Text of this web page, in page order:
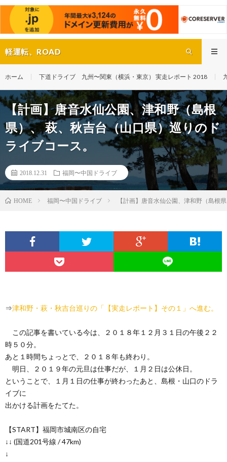
軽運転、ROAD
ホーム 下道ドライブ 九州〜関東（横浜・東京） 実走レポート 2018
【計画】唐音水仙公園、津和野（島根
県）、 萩、秋吉台（山口県）巡りのド
ライブコース。
2018.12.31 福岡〜中国ドライブ
HOME 福岡〜中国ドライブ 【計画】唐音水仙公園、津和野（島根
⇒津和野・萩・秋吉台巡りの「【実走レポート】その１」へ進む。
この記事を書いている今は、２０１８年１２月３１日の午後２２
時５０分。
あと１時間ちょっとで、２０１８年も終わり。
明日、２０１９年の元旦は仕事だが、１月２日は公休日。
ということで、１月１日の仕事が終わったあと、島根・山口のドラ
イブに
出かける計画をたてた。
【START】福岡市城南区の自宅
↓↓ (国道201号線 / 47km)
↓